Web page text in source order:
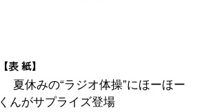
【表 紙】
夏休みの“ラジオ体操”にほーほー
くんがサプライズ登場